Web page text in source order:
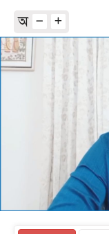
অ